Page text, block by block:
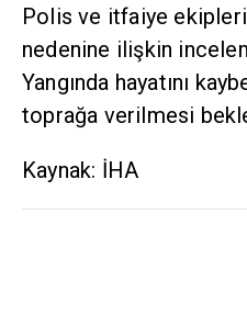
Polis ve itfaiye
nedenine ilişkin
Yangında hayatını
toprağa verilmesi
Kaynak: İHA